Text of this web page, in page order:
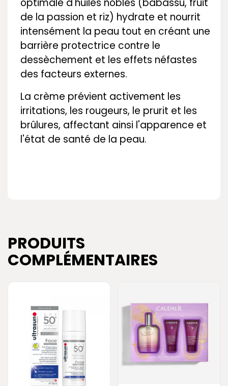
optimale d'huiles nobles (babassu, fruit
de la passion et riz) hydrate et nourrit
intensément la peau tout en créant une
barrière protectrice contre le
dessèchement et les effets néfastes
des facteurs externes.
La crème prévient activement les
irritations, les rougeurs, le prurit et les
brûlures, affectant ainsi l'apparence et
l'état de santé de la peau.
PRODUITS
COMPLÉMENTAIRES